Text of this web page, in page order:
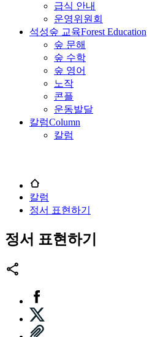
급식 안내
운영위원회
석성숲 교육Forest Education
숲 문해
숲 수학
숲 영어
노작
콘플
운동발달
칼럼Column
칼럼
칼럼
정서 표현하기
정서 표현하기